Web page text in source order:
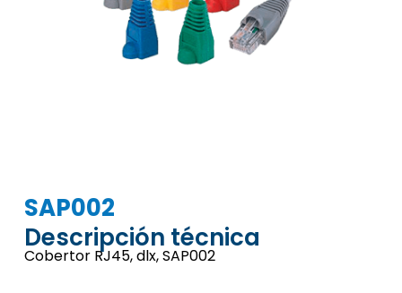
SAP002
Descripción técnica
Cobertor RJ45, dlx, SAP002